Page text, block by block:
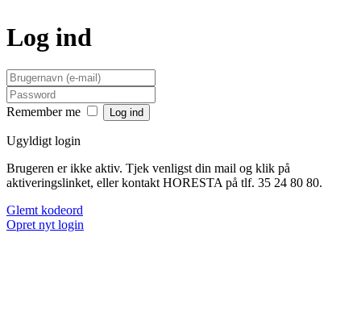
Log ind
Remember me
Ugyldigt login
Brugeren er ikke aktiv. Tjek venligst din mail og klik på
aktiveringslinket, eller kontakt HORESTA på tlf. 35 24 80 80.
Glemt kodeord
Opret nyt login